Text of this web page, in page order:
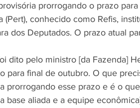
prorrogando o prazo
(Pert), conhecido como Refis,
dos Deputados. O prazo atual
dito pelo ministro [da Fazenda]
para final de outubro. O que
prorrogando esse prazo e é o
base aliada e a equipe